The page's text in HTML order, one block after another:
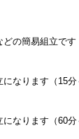
どの簡易組立です
なります（15分
なります（60分